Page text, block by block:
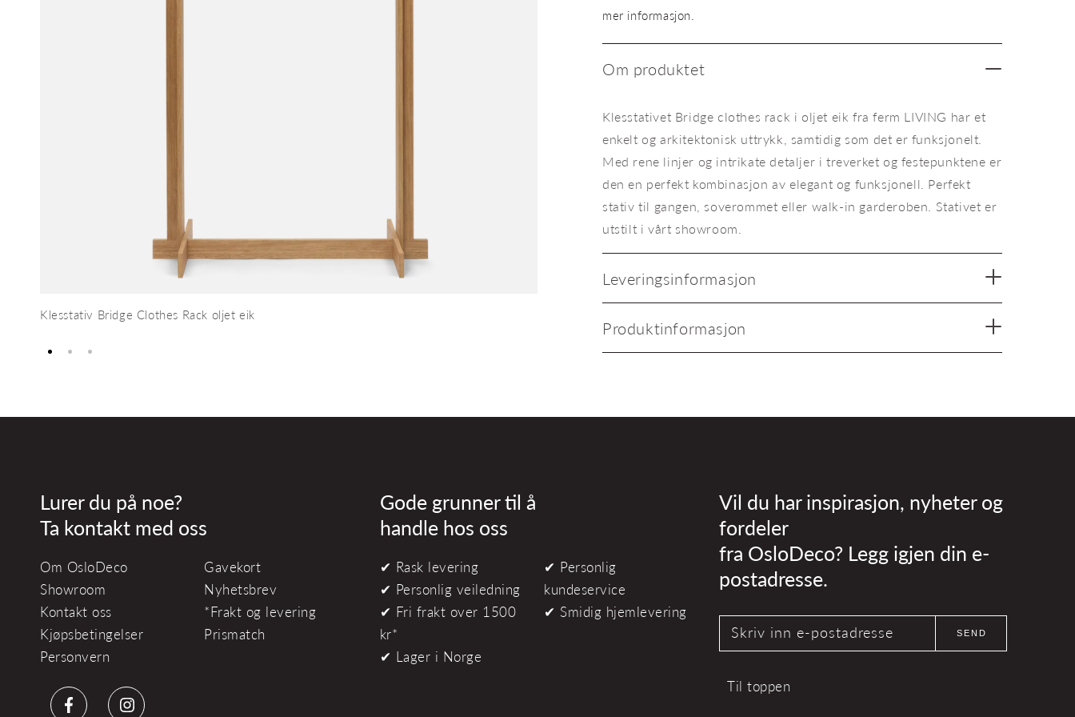
Klesstativ Bridge Clothes Rack oljet eik
Bridge
Rack
oljet
eik
Rack
mer informasjon.
Om produktet
Klesstativet Bridge clothes rack i oljet eik fra ferm LIVING har et
enkelt og arkitektonisk uttrykk, samtidig som det er funksjonelt.
Med rene linjer og intrikate detaljer i treverket og festepunktene er
den en perfekt kombinasjon av elegant og funksjonell. Perfekt
stativ til gangen, soverommet eller walk-in garderoben. Stativet er
utstilt i vårt showroom.
Leveringsinformasjon
Produktinformasjon
Lurer du på noe?
Ta kontakt med oss
Om OsloDeco
Showroom
Kontakt oss
Kjøpsbetingelser
Personvern
Gavekort
Nyhetsbrev
*Frakt og levering
Prismatch
Gode grunner til å
handle hos oss
✔ Rask levering
✔ Personlig veiledning
✔ Fri frakt over 1500
kr*
✔ Lager i Norge
✔ Personlig
kundeservice
✔ Smidig hjemlevering
Vil du har inspirasjon, nyheter og
fordeler
fra OsloDeco? Legg igjen din e-
postadresse.
Skriv inn e-postadresse SEND
Til toppen